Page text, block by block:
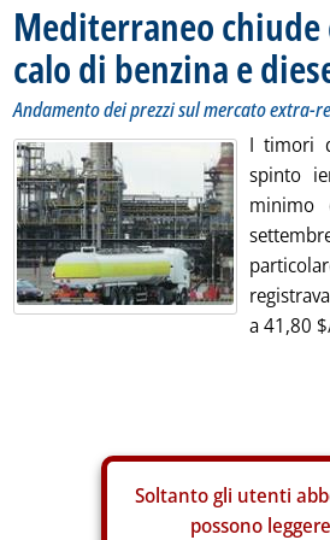
Mediterraneo
calo di benzina e
Andamento dei prezzi sul mercato extra-
I timori
spinto
minimo
a 41,80
Soltanto gli utenti
possono